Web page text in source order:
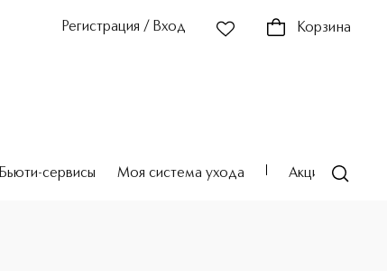
Регистрация / Вход Корзина
Бьюти-сервисы Моя система ухода Акции